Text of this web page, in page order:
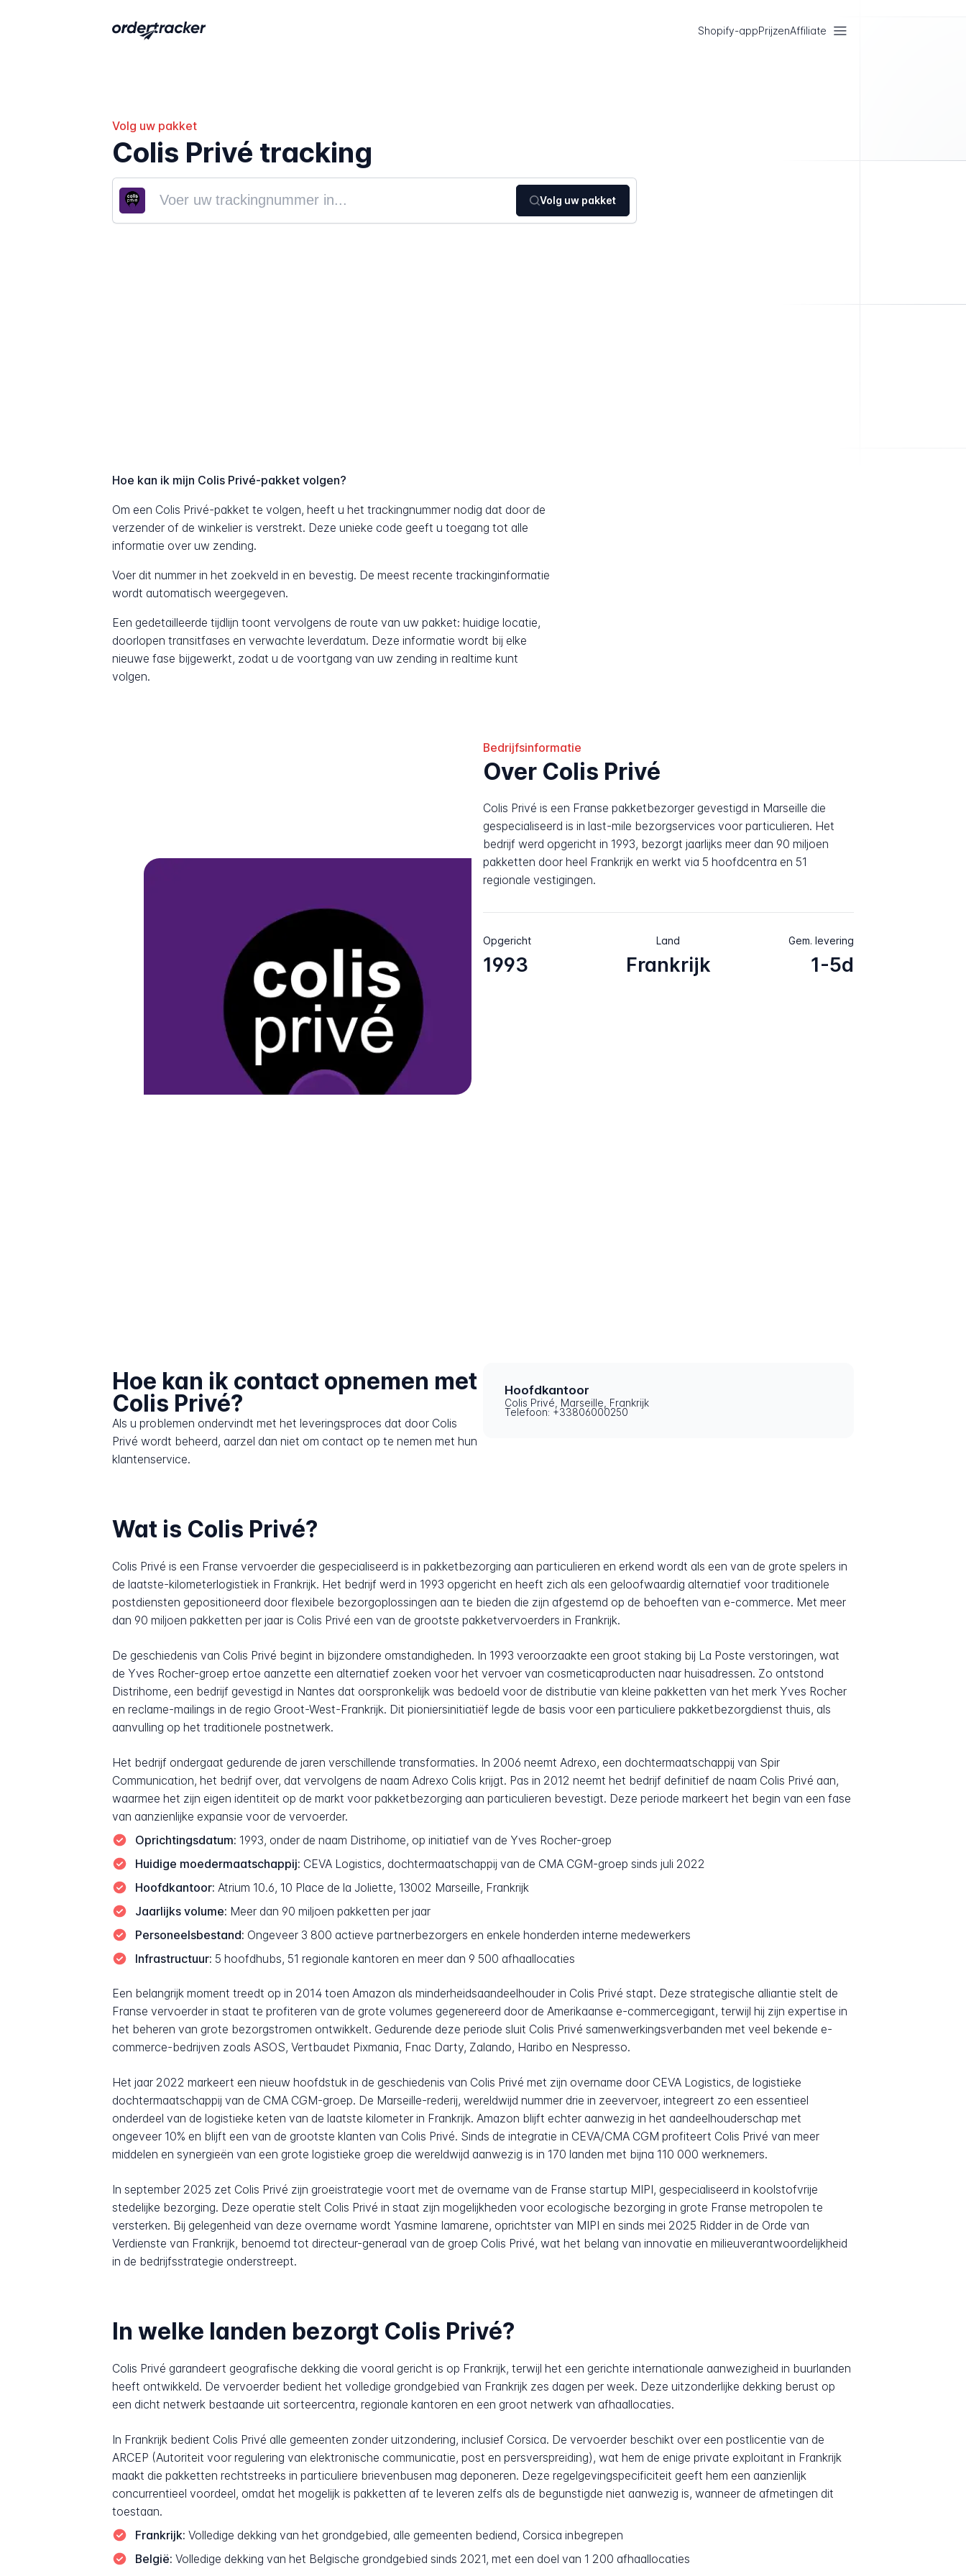
Shopify-appPrijzenAffiliate
Volg uw pakket
Colis Privé tracking
Volg uw pakket
Hoe kan ik mijn Colis Privé-pakket volgen?
Om een Colis Privé-pakket te volgen, heeft u het trackingnummer nodig dat door de
verzender of de winkelier is verstrekt. Deze unieke code geeft u toegang tot alle
informatie over uw zending.
Voer dit nummer in het zoekveld in en bevestig. De meest recente trackinginformatie
wordt automatisch weergegeven.
Een gedetailleerde tijdlijn toont vervolgens de route van uw pakket: huidige locatie,
doorlopen transitfases en verwachte leverdatum. Deze informatie wordt bij elke
nieuwe fase bijgewerkt, zodat u de voortgang van uw zending in realtime kunt
volgen.
Bedrijfsinformatie
Over Colis Privé
Colis Privé is een Franse pakketbezorger gevestigd in Marseille die
gespecialiseerd is in last-mile bezorgservices voor particulieren. Het
bedrijf werd opgericht in 1993, bezorgt jaarlijks meer dan 90 miljoen
pakketten door heel Frankrijk en werkt via 5 hoofdcentra en 51
regionale vestigingen.
Opgericht
1993
Land
Frankrijk
Gem. levering
1-5d
Hoe kan ik contact opnemen met
Colis Privé?
Als u problemen ondervindt met het leveringsproces dat door Colis
Privé wordt beheerd, aarzel dan niet om contact op te nemen met hun
klantenservice.
Hoofdkantoor
Colis Privé, Marseille, Frankrijk
Telefoon: +33806000250
Wat is Colis Privé?
Colis Privé is een Franse vervoerder die gespecialiseerd is in pakketbezorging aan particulieren en erkend wordt als een van de grote spelers in
de laatste-kilometerlogistiek in Frankrijk. Het bedrijf werd in 1993 opgericht en heeft zich als een geloofwaardig alternatief voor traditionele
postdiensten gepositioneerd door flexibele bezorgoplossingen aan te bieden die zijn afgestemd op de behoeften van e-commerce. Met meer
dan 90 miljoen pakketten per jaar is Colis Privé een van de grootste pakketvervoerders in Frankrijk.
De geschiedenis van Colis Privé begint in bijzondere omstandigheden. In 1993 veroorzaakte een groot staking bij La Poste verstoringen, wat
de Yves Rocher-groep ertoe aanzette een alternatief zoeken voor het vervoer van cosmeticaproducten naar huisadressen. Zo ontstond
Distrihome, een bedrijf gevestigd in Nantes dat oorspronkelijk was bedoeld voor de distributie van kleine pakketten van het merk Yves Rocher
en reclame-mailings in de regio Groot-West-Frankrijk. Dit pioniersinitiatiëf legde de basis voor een particuliere pakketbezorgdienst thuis, als
aanvulling op het traditionele postnetwerk.
Het bedrijf ondergaat gedurende de jaren verschillende transformaties. In 2006 neemt Adrexo, een dochtermaatschappij van Spir
Communication, het bedrijf over, dat vervolgens de naam Adrexo Colis krijgt. Pas in 2012 neemt het bedrijf definitief de naam Colis Privé aan,
waarmee het zijn eigen identiteit op de markt voor pakketbezorging aan particulieren bevestigt. Deze periode markeert het begin van een fase
van aanzienlijke expansie voor de vervoerder.
Oprichtingsdatum: 1993, onder de naam Distrihome, op initiatief van de Yves Rocher-groep
Huidige moedermaatschappij: CEVA Logistics, dochtermaatschappij van de CMA CGM-groep sinds juli 2022
Hoofdkantoor: Atrium 10.6, 10 Place de la Joliette, 13002 Marseille, Frankrijk
Jaarlijks volume: Meer dan 90 miljoen pakketten per jaar
Personeelsbestand: Ongeveer 3 800 actieve partnerbezorgers en enkele honderden interne medewerkers
Infrastructuur: 5 hoofdhubs, 51 regionale kantoren en meer dan 9 500 afhaallocaties
Een belangrijk moment treedt op in 2014 toen Amazon als minderheidsaandeelhouder in Colis Privé stapt. Deze strategische alliantie stelt de
Franse vervoerder in staat te profiteren van de grote volumes gegenereerd door de Amerikaanse e-commercegigant, terwijl hij zijn expertise in
het beheren van grote bezorgstromen ontwikkelt. Gedurende deze periode sluit Colis Privé samenwerkingsverbanden met veel bekende e-
commerce-bedrijven zoals ASOS, Vertbaudet Pixmania, Fnac Darty, Zalando, Haribo en Nespresso.
Het jaar 2022 markeert een nieuw hoofdstuk in de geschiedenis van Colis Privé met zijn overname door CEVA Logistics, de logistieke
dochtermaatschappij van de CMA CGM-groep. De Marseille-rederij, wereldwijd nummer drie in zeevervoer, integreert zo een essentieel
onderdeel van de logistieke keten van de laatste kilometer in Frankrijk. Amazon blijft echter aanwezig in het aandeelhouderschap met
ongeveer 10% en blijft een van de grootste klanten van Colis Privé. Sinds de integratie in CEVA/CMA CGM profiteert Colis Privé van meer
middelen en synergieën van een grote logistieke groep die wereldwijd aanwezig is in 170 landen met bijna 110 000 werknemers.
In september 2025 zet Colis Privé zijn groeistrategie voort met de overname van de Franse startup MIPI, gespecialiseerd in koolstofvrije
stedelijke bezorging. Deze operatie stelt Colis Privé in staat zijn mogelijkheden voor ecologische bezorging in grote Franse metropolen te
versterken. Bij gelegenheid van deze overname wordt Yasmine Iamarene, oprichtster van MIPI en sinds mei 2025 Ridder in de Orde van
Verdienste van Frankrijk, benoemd tot directeur-generaal van de groep Colis Privé, wat het belang van innovatie en milieuverantwoordelijkheid
in de bedrijfsstrategie onderstreept.
In welke landen bezorgt Colis Privé?
Colis Privé garandeert geografische dekking die vooral gericht is op Frankrijk, terwijl het een gerichte internationale aanwezigheid in buurlanden
heeft ontwikkeld. De vervoerder bedient het volledige grondgebied van Frankrijk zes dagen per week. Deze uitzonderlijke dekking berust op
een dicht netwerk bestaande uit sorteercentra, regionale kantoren en een groot netwerk van afhaallocaties.
In Frankrijk bedient Colis Privé alle gemeenten zonder uitzondering, inclusief Corsica. De vervoerder beschikt over een postlicentie van de
ARCEP (Autoriteit voor regulering van elektronische communicatie, post en persverspreiding), wat hem de enige private exploitant in Frankrijk
maakt die pakketten rechtstreeks in particuliere brievenbusen mag deponeren. Deze regelgevingspecificiteit geeft hem een aanzienlijk
concurrentieel voordeel, omdat het mogelijk is pakketten af te leveren zelfs als de begunstigde niet aanwezig is, wanneer de afmetingen dit
toestaan.
Frankrijk: Volledige dekking van het grondgebied, alle gemeenten bediend, Corsica inbegrepen
België: Volledige dekking van het Belgische grondgebied sinds 2021, met een doel van 1 200 afhaallocaties